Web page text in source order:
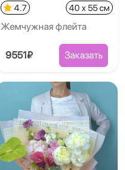
4.7 40 x 55 см
Жемчужная флейта
9551₽ Заказать